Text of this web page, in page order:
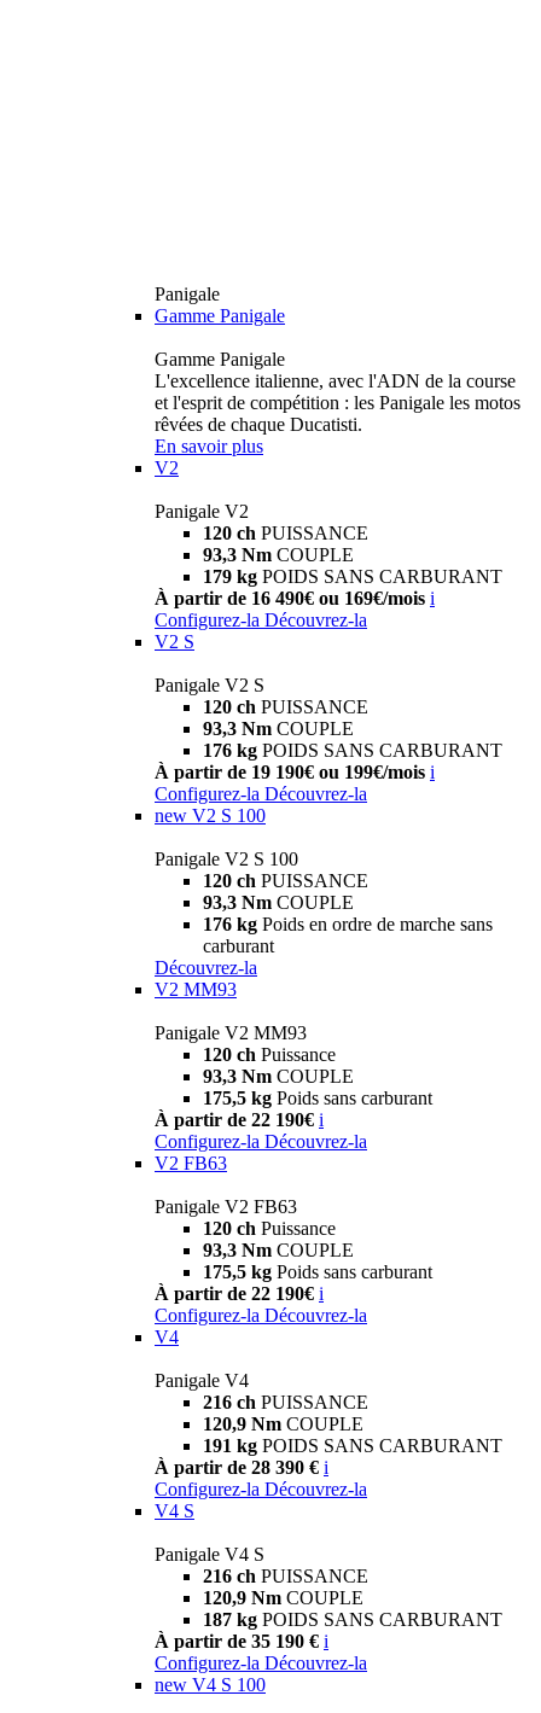
Panigale
Gamme Panigale
Gamme Panigale
L'excellence italienne, avec l'ADN de la course
et l'esprit de compétition : les Panigale les motos
rêvées de chaque Ducatisti.
En savoir plus
V2
Panigale V2
120 ch PUISSANCE
93,3 Nm COUPLE
179 kg POIDS SANS CARBURANT
À partir de 16 490€ ou 169€/mois i
Configurez-la Découvrez-la
V2 S
Panigale V2 S
120 ch PUISSANCE
93,3 Nm COUPLE
176 kg POIDS SANS CARBURANT
À partir de 19 190€ ou 199€/mois i
Configurez-la Découvrez-la
new V2 S 100
Panigale V2 S 100
120 ch PUISSANCE
93,3 Nm COUPLE
176 kg Poids en ordre de marche sans
carburant
Découvrez-la
V2 MM93
Panigale V2 MM93
120 ch Puissance
93,3 Nm COUPLE
175,5 kg Poids sans carburant
À partir de 22 190€ i
Configurez-la Découvrez-la
V2 FB63
Panigale V2 FB63
120 ch Puissance
93,3 Nm COUPLE
175,5 kg Poids sans carburant
À partir de 22 190€ i
Configurez-la Découvrez-la
V4
Panigale V4
216 ch PUISSANCE
120,9 Nm COUPLE
191 kg POIDS SANS CARBURANT
À partir de 28 390 € i
Configurez-la Découvrez-la
V4 S
Panigale V4 S
216 ch PUISSANCE
120,9 Nm COUPLE
187 kg POIDS SANS CARBURANT
À partir de 35 190 € i
Configurez-la Découvrez-la
new V4 S 100